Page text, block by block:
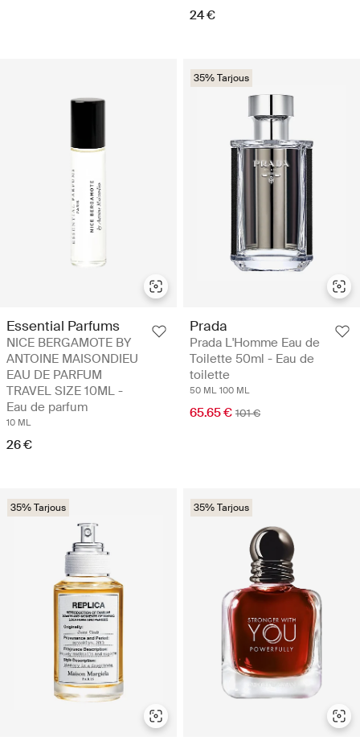
24 €
Essential Parfums
NICE BERGAMOTE BY
ANTOINE MAISONDIEU
EAU DE PARFUM
TRAVEL SIZE 10ML -
Eau de parfum
10 ML
26 €
35% Tarjous
Prada
Prada L'Homme Eau de
Toilette 50ml - Eau de
toilette
50 ML 100 ML
65.65 € 101 €
35% Tarjous 35% Tarjous